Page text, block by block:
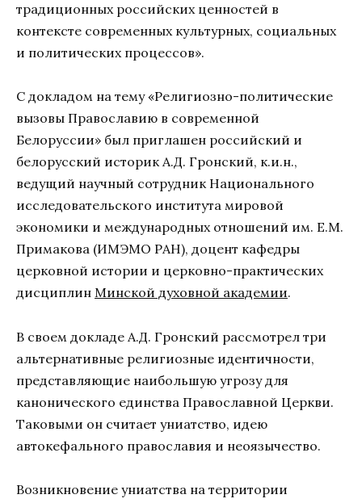
традиционных российских ценностей в
контексте современных культурных, социальных
и политических процессов».
С докладом на тему «Религиозно-политические
вызовы Православию в современной
Белоруссии» был приглашен российский и
белорусский историк А.Д. Гронский, к.и.н.,
ведущий научный сотрудник Национального
исследовательского института мировой
экономики и международных отношений им. Е.М.
Примакова (ИМЭМО РАН), доцент кафедры
церковной истории и церковно-практических
дисциплин Минской духовной академии.
В своем докладе А.Д. Гронский рассмотрел три
альтернативные религиозные идентичности,
представляющие наибольшую угрозу для
канонического единства Православной Церкви.
Таковыми он считает униатство, идею
автокефального православия и неоязычество.
Возникновение униатства на территории